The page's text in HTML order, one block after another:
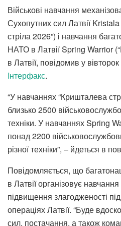
Військові навчання
Сухопутних сил Латвії
стріла 2026”) і навчання
НАТО в Латвії Spring Warrior
в Латвії, повідомив у
Iнтерфакс.
“У навчаннях “Кришталева
близько 2500
техніки. У навчаннях Spring
понад 2200
різної техніки”, – йдеться в
Повідомляється, що
в Латвії організовує
підвищення злагодженості
операціях Латвії. “Буде
сил, постачання, а також